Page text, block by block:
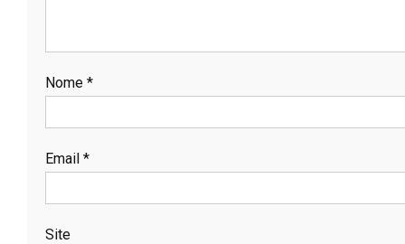
Nome *
Email *
Site